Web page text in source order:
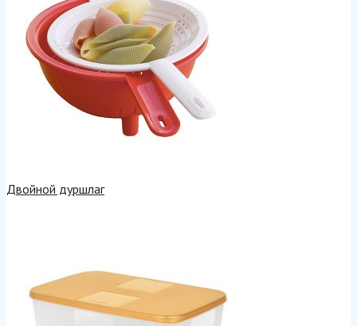
Двойной дуршлаг